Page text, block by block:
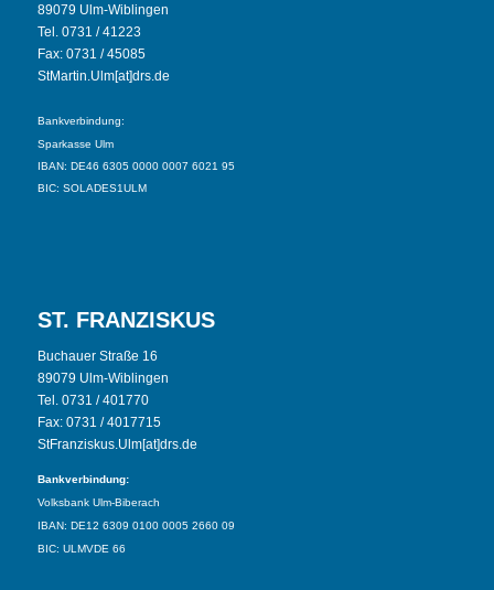
89079 Ulm-Wiblingen
Tel. 0731 / 41223
Fax: 0731 / 45085
StMartin.Ulm[at]drs.de
Bankverbindung:
Sparkasse Ulm
IBAN: DE46 6305 0000 0007 6021 95
BIC: SOLADES1ULM
ST. FRANZISKUS
Buchauer Straße 16
89079 Ulm-Wiblingen
Tel. 0731 / 401770
Fax: 0731 / 4017715
StFranziskus.Ulm[at]drs.de
Bankverbindung:
Volksbank Ulm-Biberach
IBAN: DE12 6309 0100 0005 2660 09
BIC: ULMVDE 66